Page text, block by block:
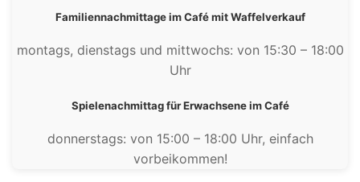
Familiennachmittage im Café mit Waffelverkauf
montags, dienstags und mittwochs: von 15:30 – 18:00
Uhr
Spielenachmittag für Erwachsene im Café
donnerstags: von 15:00 – 18:00 Uhr, einfach
vorbeikommen!